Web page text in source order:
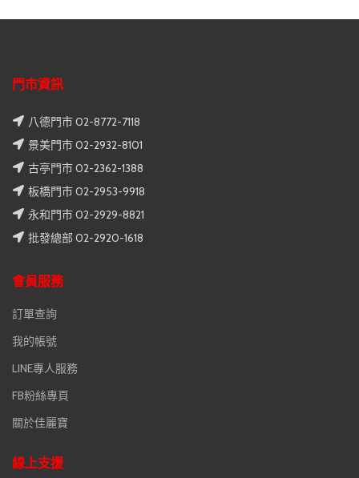
門市資訊
八德門市 02-8772-7118
景美門市 02-2932-8101
古亭門市 02-2362-1388
板橋門市 02-2953-9918
永和門市 02-2929-8821
批發總部 02-2920-1618
會員服務
訂單查詢
我的帳號
LINE專人服務
FB粉絲專頁
關於佳麗寶
線上支援